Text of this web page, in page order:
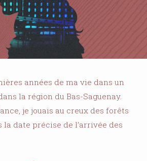
années de ma vie dans un
la région du Bas-Saguenay.
je jouais au creux des forêts
la date précise de l’arrivée des